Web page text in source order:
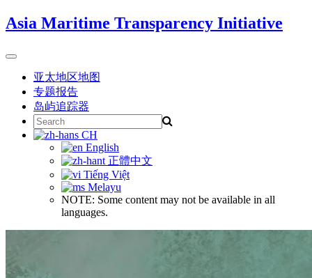
Skip
to
Asia Maritime Transparency Initiative
Toggle
navigation亚太地区地图
专题报告
岛屿追踪器
Search
for:
CH
English
正體中文
Tiếng Việt
Melayu
NOTE: Some content may not be available in all
languages.